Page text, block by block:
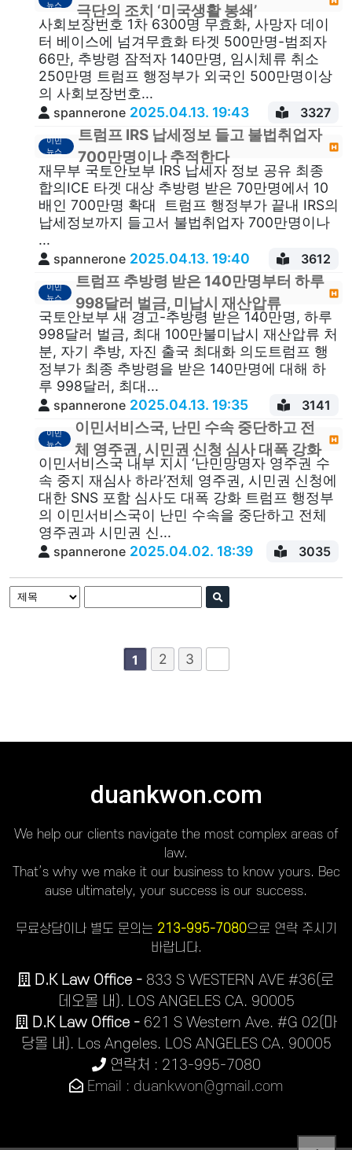
뉴스
극단의 조치 ‘미국생활 봉쇄’
사회보장번호 1차 6300명 무효화, 사망자 데이
터 베이스에 넘겨무효화 타겟 500만명-범죄자
66만, 추방령 잠적자 140만명, 임시체류 취소
250만명 트럼프 행정부가 외국인 500만명이상
의 사회보장번호...
spannerone 2025.04.13. 19:43 3327
이민
뉴스
트럼프 IRS 납세정보 들고 불법취업자
700만명이나 추적한다
재무부 국토안보부 IRS 납세자 정보 공유 최종
합의ICE 타겟 대상 추방령 받은 70만명에서 10
배인 700만명 확대 트럼프 행정부가 끝내 IRS의
납세정보까지 들고서 불법취업자 700만명이나
...
spannerone 2025.04.13. 19:40 3612
이민
뉴스
트럼프 추방령 받은 140만명부터 하루
998달러 벌금, 미납시 재산압류
국토안보부 새 경고-추방령 받은 140만명, 하루
998달러 벌금, 최대 100만불미납시 재산압류 처
분, 자기 추방, 자진 출국 최대화 의도트럼프 행
정부가 최종 추방령을 받은 140만명에 대해 하
루 998달러, 최대...
spannerone 2025.04.13. 19:35 3141
이민
뉴스
이민서비스국, 난민 수속 중단하고 전
체 영주권, 시민권 신청 심사 대폭 강화
이민서비스국 내부 지시 ‘난민망명자 영주권 수
속 중지 재심사 하라’전체 영주권, 시민권 신청에
대한 SNS 포함 심사도 대폭 강화 트럼프 행정부
의 이민서비스국이 난민 수속을 중단하고 전체
영주권과 시민권 신...
spannerone 2025.04.02. 18:39 3035
1 2 3
duankwon.com
We help our clients navigate the most complex areas of
law.
That’s why we make it our business to know yours. Bec
ause ultimately, your success is our success.
무료상담이나 별도 문의는 213-995-7080으로 연락 주시기
바랍니다.
D.K Law Office - 833 S WESTERN AVE #36(로
데오몰 내). LOS ANGELES CA. 90005
D.K Law Office - 621 S Western Ave. #G 02(마
당몰 내). Los Angeles. LOS ANGELES CA. 90005
연락처 : 213-995-7080
Email : duankwon@gmail.com